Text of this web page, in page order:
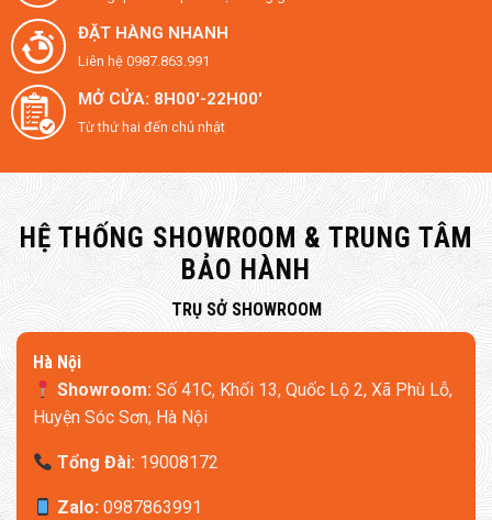
ĐẶT HÀNG NHANH
Liên hệ 0987.863.991
MỞ CỬA: 8H00'-22H00'
Từ thứ hai đến chủ nhật
HỆ THỐNG SHOWROOM & TRUNG TÂM
BẢO HÀNH
​TRỤ SỞ SHOWROOM
Hà Nội
Showroom:Số 41C, Khối 13, Quốc Lộ 2, Xã Phù Lỗ,
Huyện Sóc Sơn, Hà Nội
Tổng Đài:19008172
Zalo:0987863991